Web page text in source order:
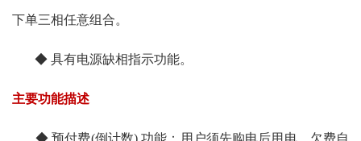
下单三相任意组合。
◆ 具有电源缺相指示功能。
主要功能描述
◆ 预付费(倒计数) 功能：用户须先购电后用电，欠费自